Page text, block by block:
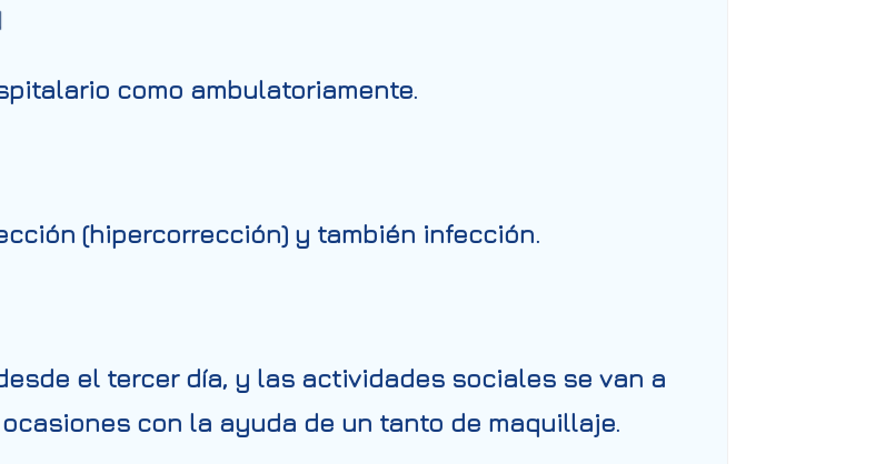
como ambulatoriamente.
(hipercorrección) y también infección.
el tercer día, y las actividades sociales se van a
con la ayuda de un tanto de maquillaje.